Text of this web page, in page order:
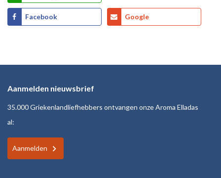
Facebook Google
Aanmelden nieuwsbrief
35.000 Griekenlandliefhebbers ontvangen onze Aroma Elladas
al:
Aanmelden